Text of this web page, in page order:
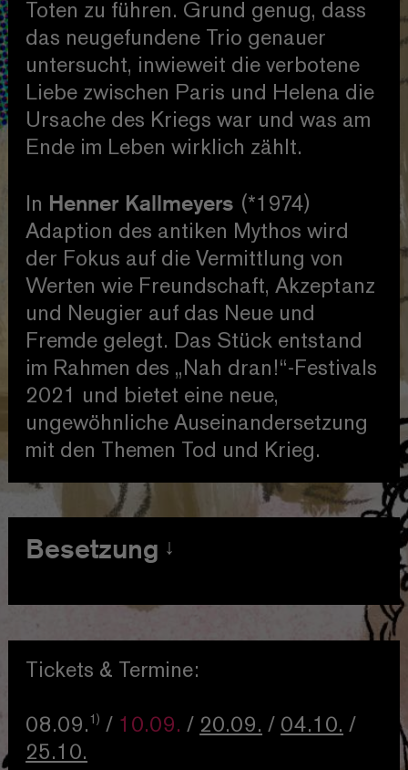
Toten zu führen. Grund genug, dass
das neugefundene Trio genauer
untersucht, inwieweit die verbotene
Liebe zwischen Paris und Helena die
Ursache des Kriegs war und was am
Ende im Leben wirklich zählt.
In Henner Kallmeyers (*1974)
Adaption des antiken Mythos wird
der Fokus auf die Vermittlung von
Werten wie Freundschaft, Akzeptanz
und Neugier auf das Neue und
Fremde gelegt. Das Stück entstand
im Rahmen des „Nah dran!“-Festivals
2021 und bietet eine neue,
ungewöhnliche Auseinandersetzung
mit den Themen Tod und Krieg.
Besetzung
BriseisAntonia Tenbrock
Hermes Kaspar Jöhnk
Regie Christine Bossert/Bühne &
Kostüme
Tickets & Termine:
08.09. 1) / 10.09. / 20.09. / 04.10. /
25.10.